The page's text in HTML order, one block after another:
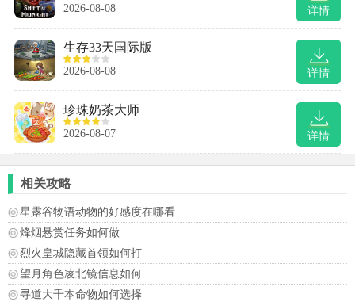
详情
2026-08-08
详情
生存33天国际版
2026-08-08
详情
珍珠奶茶大师
2026-08-07
相关攻略
星露谷物语动物的好感度在哪看
烽烟悬赏任务如何做
烈火皇城隐藏首领如何打
望月角色凌北镜信息如何
寻道大千本命物如何选择